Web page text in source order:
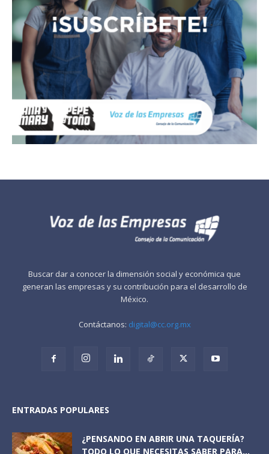
Buscar dar a conocer la dimensión social y económica que
generan las empresas y su contribución para el desarrollo de
México.
Contáctanos: digital@cc.org.mx
ENTRADAS POPULARES
¿PENSANDO EN ABRIR UNA TAQUERÍA?
TODO LO QUE NECESITAS SABER PARA...